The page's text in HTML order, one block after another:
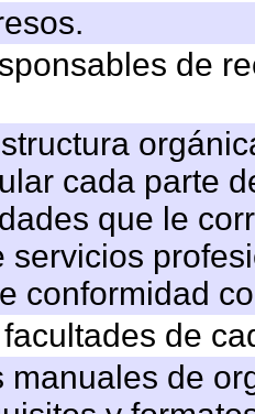
de
cada parte
que le
servicios
conformidad
de
manuales de